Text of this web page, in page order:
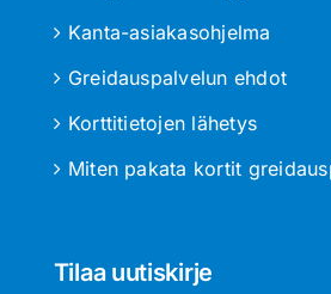
Kanta-asiakasohjelma
Greidauspalvelun ehdot
Korttitietojen lähetys
Miten pakata kortit
Tilaa uutiskirje